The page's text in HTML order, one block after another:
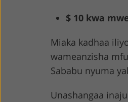
$ 10 kwa
Miaka kadhaa
wameanzisha
Sababu nyuma
Unashangaa